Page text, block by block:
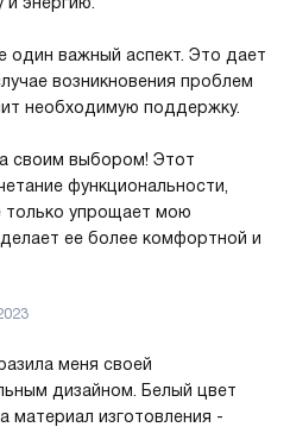
один важный аспект. Это дает
возникновения проблем
необходимую поддержку.
своим выбором! Этот
функциональности,
только упрощает мою
ее более комфортной и
меня своей
дизайном. Белый цвет
материал изготовления -